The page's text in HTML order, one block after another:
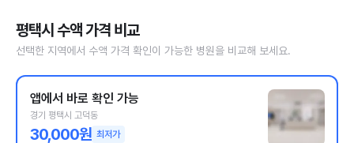
평택시 수액 가격 비교
선택한 지역에서 수액 가격 확인이 가능한 병원을 비교해 보세요.
앱에서 바로 확인 가능
경기 평택시 고덕동
30,000원 최저가